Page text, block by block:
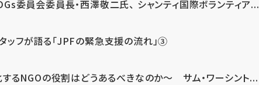
委員会委員長・西澤敬二氏、 シャンティ国際ボランティア...
ッフが語る「JPFの緊急支援の流れ」③
するNGOの役割はどうあるべきなのか～ サム・ワーシント...